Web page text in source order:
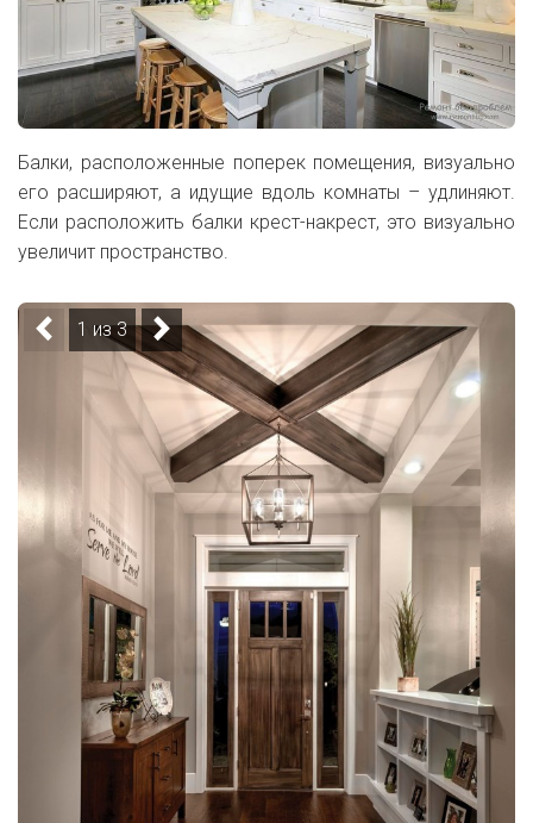
Балки, расположенные поперек помещения, визуально
его расширяют, а идущие вдоль комнаты – удлиняют.
Если расположить балки крест-накрест, это визуально
увеличит пространство.
1 из 3